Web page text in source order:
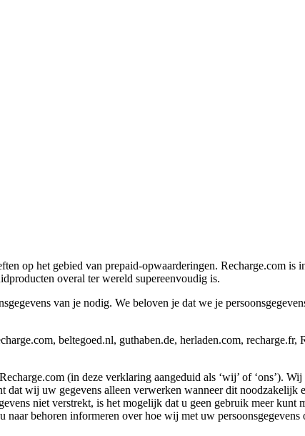
op het gebied van prepaid-opwaarderingen. Recharge.com is
overal ter wereld supereenvoudig is.
van je nodig. We beloven je dat we je
beltegoed.nl, guthaben.de, herladen.com,
(in deze verklaring aangeduid als ‘wij’ of ‘ons’).
wij uw gegevens alleen verwerken wanneer dit noodzakelijk
niet verstrekt, is het mogelijk dat u geen gebruik meer
behoren informeren over hoe wij met uw